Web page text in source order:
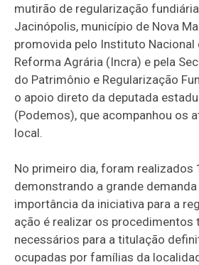
mutirão de regularização
Jacinópolis, município de Nova
promovida pelo Instituto Nacional
Reforma Agrária (Incra) e pela
do Patrimônio e Regularização
o apoio direto da deputada
(Podemos), que acompanhou os
local.
No primeiro dia, foram realizados
demonstrando a grande
importância da iniciativa para a
ação é realizar os procedimentos
necessários para a titulação
ocupadas por famílias da